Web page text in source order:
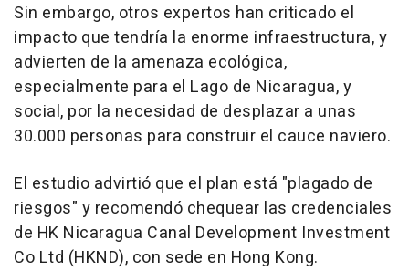
Sin embargo, otros expertos han criticado el
impacto que tendría la enorme infraestructura, y
advierten de la amenaza ecológica,
especialmente para el Lago de Nicaragua, y
social, por la necesidad de desplazar a unas
30.000 personas para construir el cauce naviero.
El estudio advirtió que el plan está "plagado de
riesgos" y recomendó chequear las credenciales
de HK Nicaragua Canal Development Investment
Co Ltd (HKND), con sede en Hong Kong.